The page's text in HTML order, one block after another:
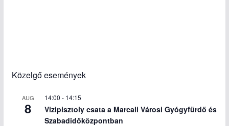
Közelgő események
AUG
8
14:00 - 14:15
Vizipisztoly csata a Marcali Városi Gyógyfürdő és
Szabadidőközpontban